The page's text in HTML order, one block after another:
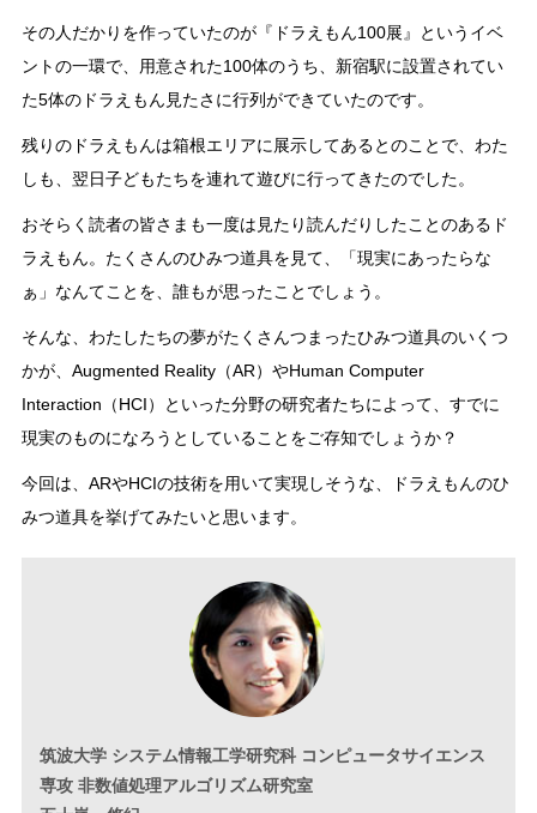
その人だかりを作っていたのが『ドラえもん100展』というイベ
ントの一環で、用意された100体のうち、新宿駅に設置されてい
た5体のドラえもん見たさに行列ができていたのです。
残りのドラえもんは箱根エリアに展示してあるとのことで、わた
しも、翌日子どもたちを連れて遊びに行ってきたのでした。
おそらく読者の皆さまも一度は見たり読んだりしたことのあるド
ラえもん。たくさんのひみつ道具を見て、「現実にあったらな
ぁ」なんてことを、誰もが思ったことでしょう。
そんな、わたしたちの夢がたくさんつまったひみつ道具のいくつ
かが、Augmented Reality（AR）やHuman Computer
Interaction（HCI）といった分野の研究者たちによって、すでに
現実のものになろうとしていることをご存知でしょうか？
今回は、ARやHCIの技術を用いて実現しそうな、ドラえもんのひ
みつ道具を挙げてみたいと思います。
筑波大学 システム情報工学研究科 コンピュータサイエンス
専攻 非数値処理アルゴリズム研究室